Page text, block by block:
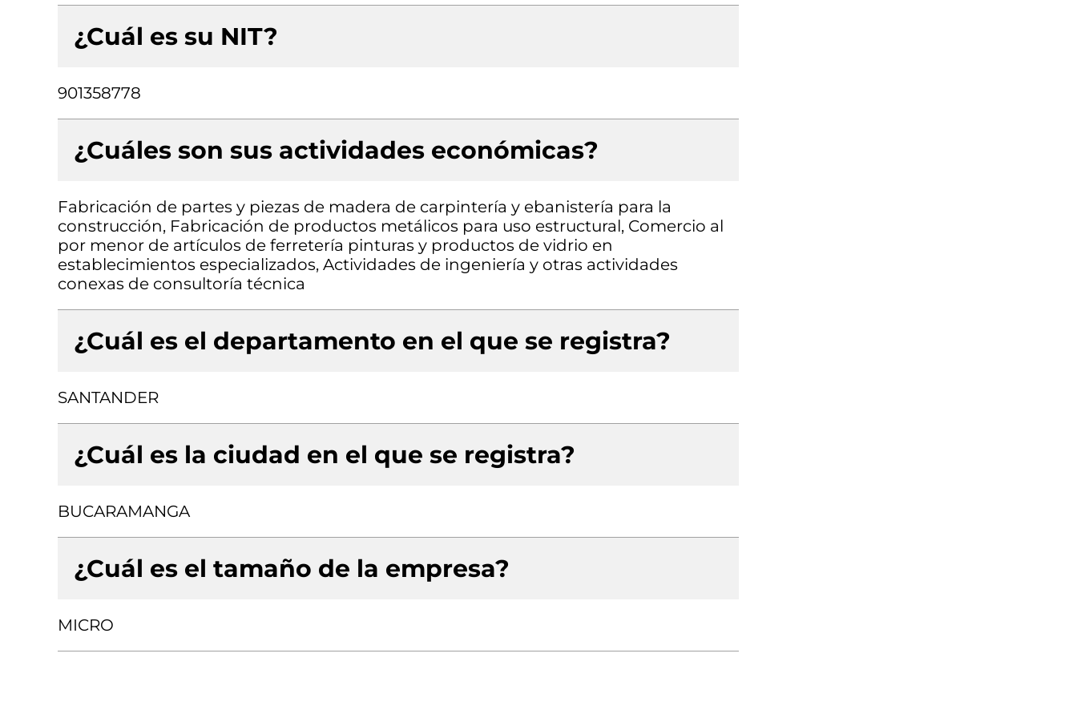
¿Cuál es su NIT?
901358778
¿Cuáles son sus actividades económicas?
Fabricación de partes y piezas de madera de carpintería y ebanistería para la
construcción, Fabricación de productos metálicos para uso estructural, Comercio al
por menor de artículos de ferretería pinturas y productos de vidrio en
establecimientos especializados, Actividades de ingeniería y otras actividades
conexas de consultoría técnica
¿Cuál es el departamento en el que se registra?
SANTANDER
¿Cuál es la ciudad en el que se registra?
BUCARAMANGA
¿Cuál es el tamaño de la empresa?
MICRO